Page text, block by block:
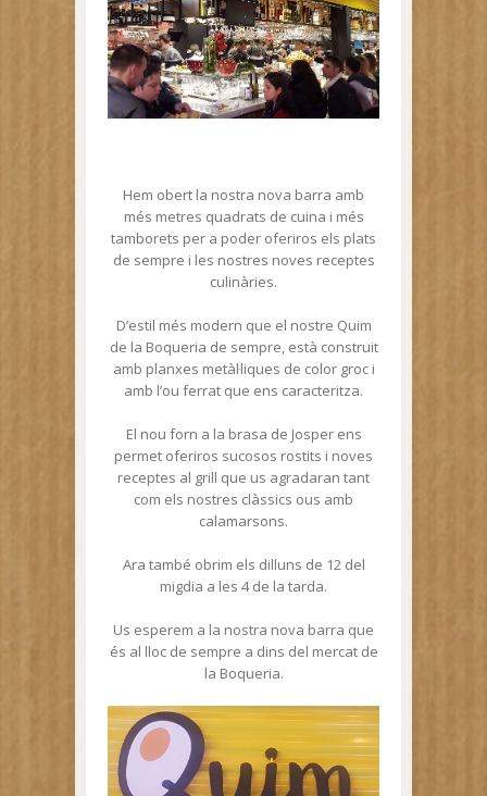
Hem obert la nostra nova barra amb
més metres quadrats de cuina i més
tamborets per a poder oferiros els plats
de sempre i les nostres noves receptes
culinàries.
D’estil més modern que el nostre Quim
de la Boqueria de sempre, està construit
amb planxes metàl·liques de color groc i
amb l’ou ferrat que ens caracteritza.
El nou forn a la brasa de Josper ens
permet oferiros sucosos rostits i noves
receptes al grill que us agradaran tant
com els nostres clàssics ous amb
calamarsons.
Ara també obrim els dilluns de 12 del
migdia a les 4 de la tarda.
Us esperem a la nostra nova barra que
és al lloc de sempre a dins del mercat de
la Boqueria.